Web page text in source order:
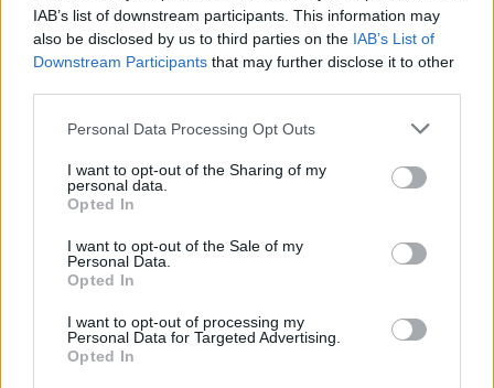
IAB’s list of downstream participants. This information may
also be disclosed by us to third parties on the IAB’s List of
Downstream Participants that may further disclose it to other
Please note that this website/app uses one or more Google
not limited to your visit or usage behaviour. You may click to
grant or deny consent to Google and its third-party tags to
use your data for below specified purposes in below Google
consent section.
Personal Data Processing Opt Outs
I want to opt-out of the Sharing of my
personal data.
Opted In
I want to opt-out of the Sale of my
Personal Data.
Opted In
I want to opt-out of processing my
Personal Data for Targeted Advertising.
Opted In
KERESZTANYU #ADÁSRÉSZLETEK #2. ÉVAD 43. RÉSZ
Népszerű